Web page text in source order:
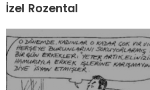
İzel Rozental